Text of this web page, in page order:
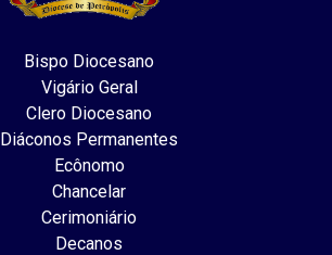
Bispo Diocesano
Vigário Geral
Clero Diocesano
Diáconos Permanentes
Ecônomo
Chancelar
Cerimoniário
Decanos